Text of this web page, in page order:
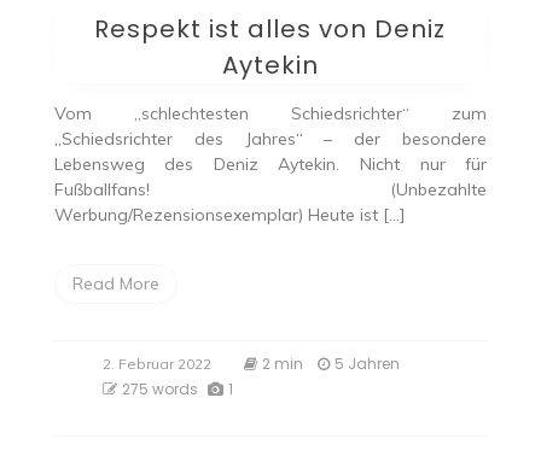
Respekt ist alles von Deniz
Aytekin
Vom „schlechtesten Schiedsrichter“ zum
„Schiedsrichter des Jahres“ – der besondere
Lebensweg des Deniz Aytekin. Nicht nur für
Fußballfans! (Unbezahlte
Werbung/Rezensionsexemplar) Heute ist […]
Read More
2. Februar 2022 2 min
5 Jahren
275 words
1